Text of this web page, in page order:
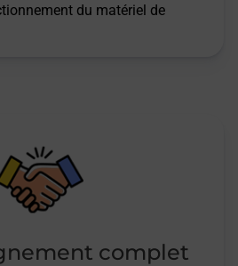
du matériel de
complet